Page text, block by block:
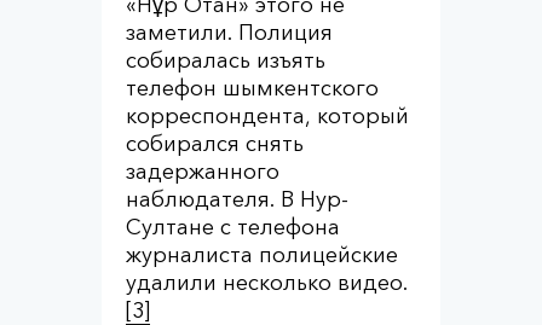
заметили. Полиция
собиралась изъять
телефон шымкентского
корреспондента, который
собирался снять
задержанного
наблюдателя. В Нур-
Султане с телефона
журналиста полицейские
удалили несколько видео.
[3]